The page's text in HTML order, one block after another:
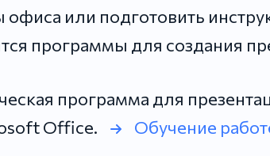
офиса или подготовить
программы для создания
программа для
Office.
Обучение